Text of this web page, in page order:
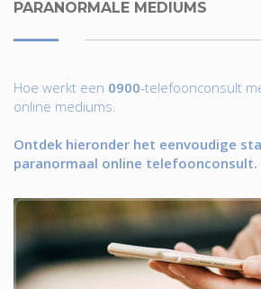
PARANORMALE MEDIUMS
Hoe werkt een 0900-telefoonconsult
online mediums.
Ontdek hieronder het eenvoudige
paranormaal online telefoonconsult.